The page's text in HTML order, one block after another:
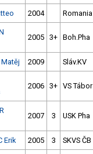
2004 Romania
2005 3+ Boh.Pha
Matěj 2009 Sláv.KV
2006 3+ VS Tábor
2007 3 USK Pha
Erik 2005 3 SKVS ČB